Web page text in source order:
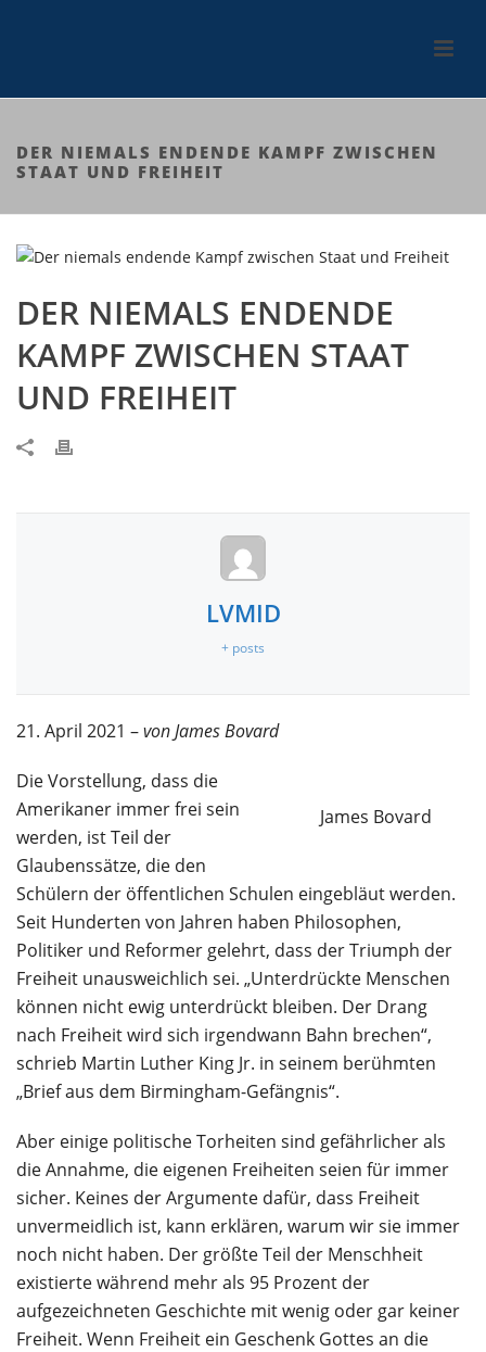
DER NIEMALS ENDENDE KAMPF ZWISCHEN
STAAT UND FREIHEIT
DER NIEMALS ENDENDE
KAMPF ZWISCHEN STAAT
UND FREIHEIT
LVMID
+ posts
21. April 2021 –von James Bovard
James Bovard
Die Vorstellung, dass die
Amerikaner immer frei sein
werden, ist Teil der
Glaubenssätze, die den
Schülern der öffentlichen Schulen eingebläut werden.
Seit Hunderten von Jahren haben Philosophen,
Politiker und Reformer gelehrt, dass der Triumph der
Freiheit unausweichlich sei. „Unterdrückte Menschen
können nicht ewig unterdrückt bleiben. Der Drang
nach Freiheit wird sich irgendwann Bahn brechen“,
schrieb Martin Luther King Jr. in seinem berühmten
„Brief aus dem Birmingham-Gefängnis“.
Aber einige politische Torheiten sind gefährlicher als
die Annahme, die eigenen Freiheiten seien für immer
sicher. Keines der Argumente dafür, dass Freiheit
unvermeidlich ist, kann erklären, warum wir sie immer
noch nicht haben. Der größte Teil der Menschheit
existierte während mehr als 95 Prozent der
aufgezeichneten Geschichte mit wenig oder gar keiner
Freiheit. Wenn Freiheit ein Geschenk Gottes an die